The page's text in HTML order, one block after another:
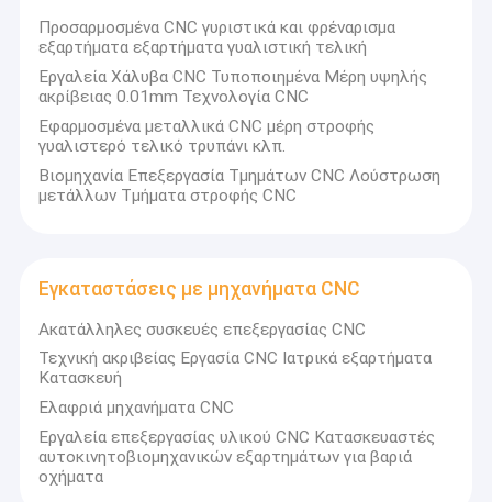
Προσαρμοσμένα CNC γυριστικά και φρέναρισμα
εξαρτήματα εξαρτήματα γυαλιστική τελική
Εργαλεία Χάλυβα CNC Τυποποιημένα Μέρη υψηλής
ακρίβειας 0.01mm Τεχνολογία CNC
Εφαρμοσμένα μεταλλικά CNC μέρη στροφής
γυαλιστερό τελικό τρυπάνι κλπ.
Βιομηχανία Επεξεργασία Τμημάτων CNC Λούστρωση
μετάλλων Τμήματα στροφής CNC
Εγκαταστάσεις με μηχανήματα CNC
Ακατάλληλες συσκευές επεξεργασίας CNC
Τεχνική ακριβείας Εργασία CNC Ιατρικά εξαρτήματα
Κατασκευή
Ελαφριά μηχανήματα CNC
Εργαλεία επεξεργασίας υλικού CNC Κατασκευαστές
αυτοκινητοβιομηχανικών εξαρτημάτων για βαριά
οχήματα